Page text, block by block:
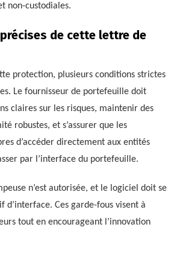
non-custodiales.
de cette lettre de
protection, plusieurs conditions strictes
Le fournisseur de portefeuille doit
claires sur les risques, maintenir des
robustes, et s’assurer que les
d’accéder directement aux entités
par l’interface du portefeuille.
n’est autorisée, et le logiciel doit se
d’interface. Ces garde-fous visent à
tout en encourageant l’innovation